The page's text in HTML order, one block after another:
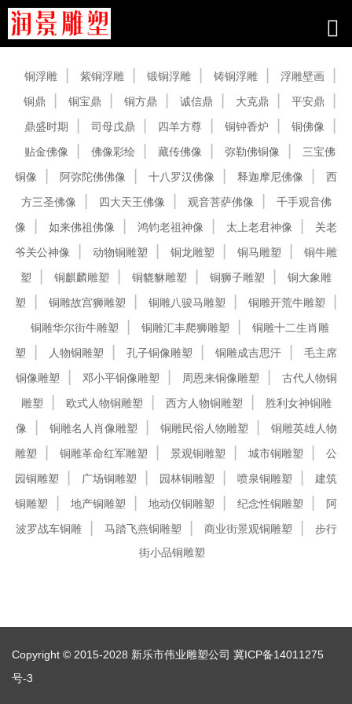
铜浮雕 紫铜浮雕 锻铜浮雕 铸铜浮雕
浮雕壁画
铜鼎
铜宝鼎 铜方鼎 诚信鼎 大克鼎
平安鼎
鼎盛时期
司母戊鼎 四羊方尊 铜钟香炉
铜佛像
贴金佛像
佛像彩绘 藏传佛像 弥勒佛铜像
三宝佛
铜像
阿弥陀佛佛像 十八罗汉佛像 释迦摩尼佛像
西
方三圣佛像
四大天王佛像 观音菩萨佛像
千手观音佛
像
如来佛祖佛像 鸿钧老祖神像 太上老君神像
关老
爷关公神像
动物铜雕塑 铜龙雕塑 铜马雕塑
铜牛雕
塑
铜麒麟雕塑 铜貔貅雕塑 铜狮子雕塑
铜大象雕
塑
铜雕故宫狮雕塑 铜雕八骏马雕塑
铜雕开荒牛雕塑
铜雕华尔街牛雕塑
铜雕汇丰爬狮雕塑
铜雕十二生肖雕
塑
人物铜雕塑 孔子铜像雕塑 铜雕成吉思汗
毛主席
铜像雕塑
邓小平铜像雕塑 周恩来铜像雕塑
古代人物铜
雕塑
欧式人物铜雕塑 西方人物铜雕塑
胜利女神铜雕
像
铜雕名人肖像雕塑 铜雕民俗人物雕塑
铜雕英雄人物
雕塑
铜雕革命红军雕塑 景观铜雕塑 城市铜雕塑
公
园铜雕塑
广场铜雕塑 园林铜雕塑 喷泉铜雕塑
建筑
铜雕塑
地产铜雕塑 地动仪铜雕塑 纪念性铜雕塑
阿
波罗战车铜雕
马踏飞燕铜雕塑 商业街景观铜雕塑
步行
街小品铜雕塑
Copyright © 2015-2028 新乐市伟业雕塑公司 冀ICP备14011275
号-3